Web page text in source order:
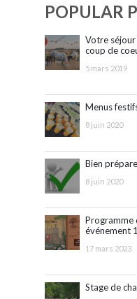
POPULAR
Votre séjour
coup de
5 mars 2019
Menus
8 juin 2020
Bien
8 juin 2020
Programme
événement
17 mars 2023
Stage de